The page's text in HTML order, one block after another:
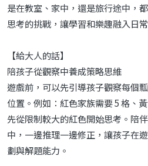
是在教室、家中，還是旅行途中，
思考的挑戰，讓學習和樂趣融入日
【給大人的話】
陪孩子從觀察中養成策略思維
遊戲前，可以先引導孩子觀察每個
位置。例如：紅色家族需要 5 格、
先從限制較大的紅色開始思考。陪
中，一邊推理一邊修正，讓孩子在
劃與解題能力。